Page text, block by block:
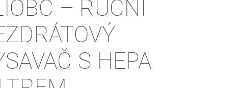
TECHNIKA / PÁRTY / VYSTOUPENÍ
POČÍTAČE / NOTEBOOKY
ZDRAVÍ / HYGIENA
– RUČNÍ
S HEPA